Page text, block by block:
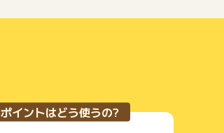
イントはどう使うの?